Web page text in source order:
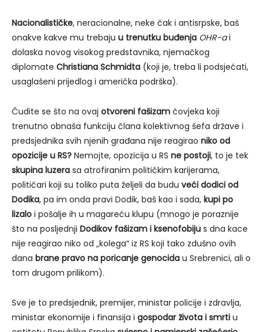
Nacionalističke, neracionalne, neke čak i antisrpske, baš
onakve kakve mu trebaju u trenutku buđenja OHR-ai
dolaska novog visokog predstavnika, njemačkog
diplomate Christiana Schmidta (koji je, treba li podsjećati,
usaglašeni prijedlog i američka podrška).
Čudite se što na ovaj otvoreni fašizam čovjeka koji
trenutno obnaša funkciju člana kolektivnog šefa države i
predsjednika svih njenih građana nije reagirao niko od
opozicije u RS? Nemojte, opozicija u RS ne postoji, to je tek
skupina luzera sa atrofiranim političkim karijerama,
političari koji su toliko puta željeli da budu veći dodici od
Dodika, pa im onda pravi Dodik, baš kao i sada, kupi po
lizalo i pošalje ih u magareću klupu (mnogo je poraznije
što na posljednji Dodikov fašizam i ksenofobiju s dna kace
nije reagirao niko od „kolega“ iz RS koji tako zdušno ovih
dana brane pravo na poricanje genocida u Srebrenici, ali o
tom drugom prilikom).
Sve je to predsjednik, premijer, ministar policije i zdravlja,
ministar ekonomije i finansija i gospodar života i smrti u